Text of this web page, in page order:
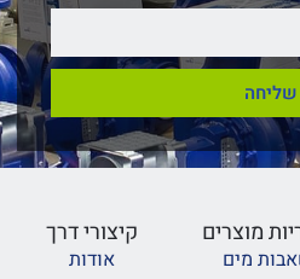
שליחה
מוצרים
מים
קיצורי דרך
אודות